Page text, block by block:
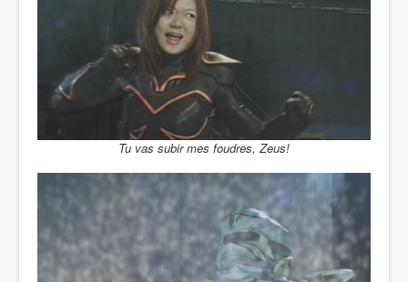
Tu vas subir mes foudres, Zeus!